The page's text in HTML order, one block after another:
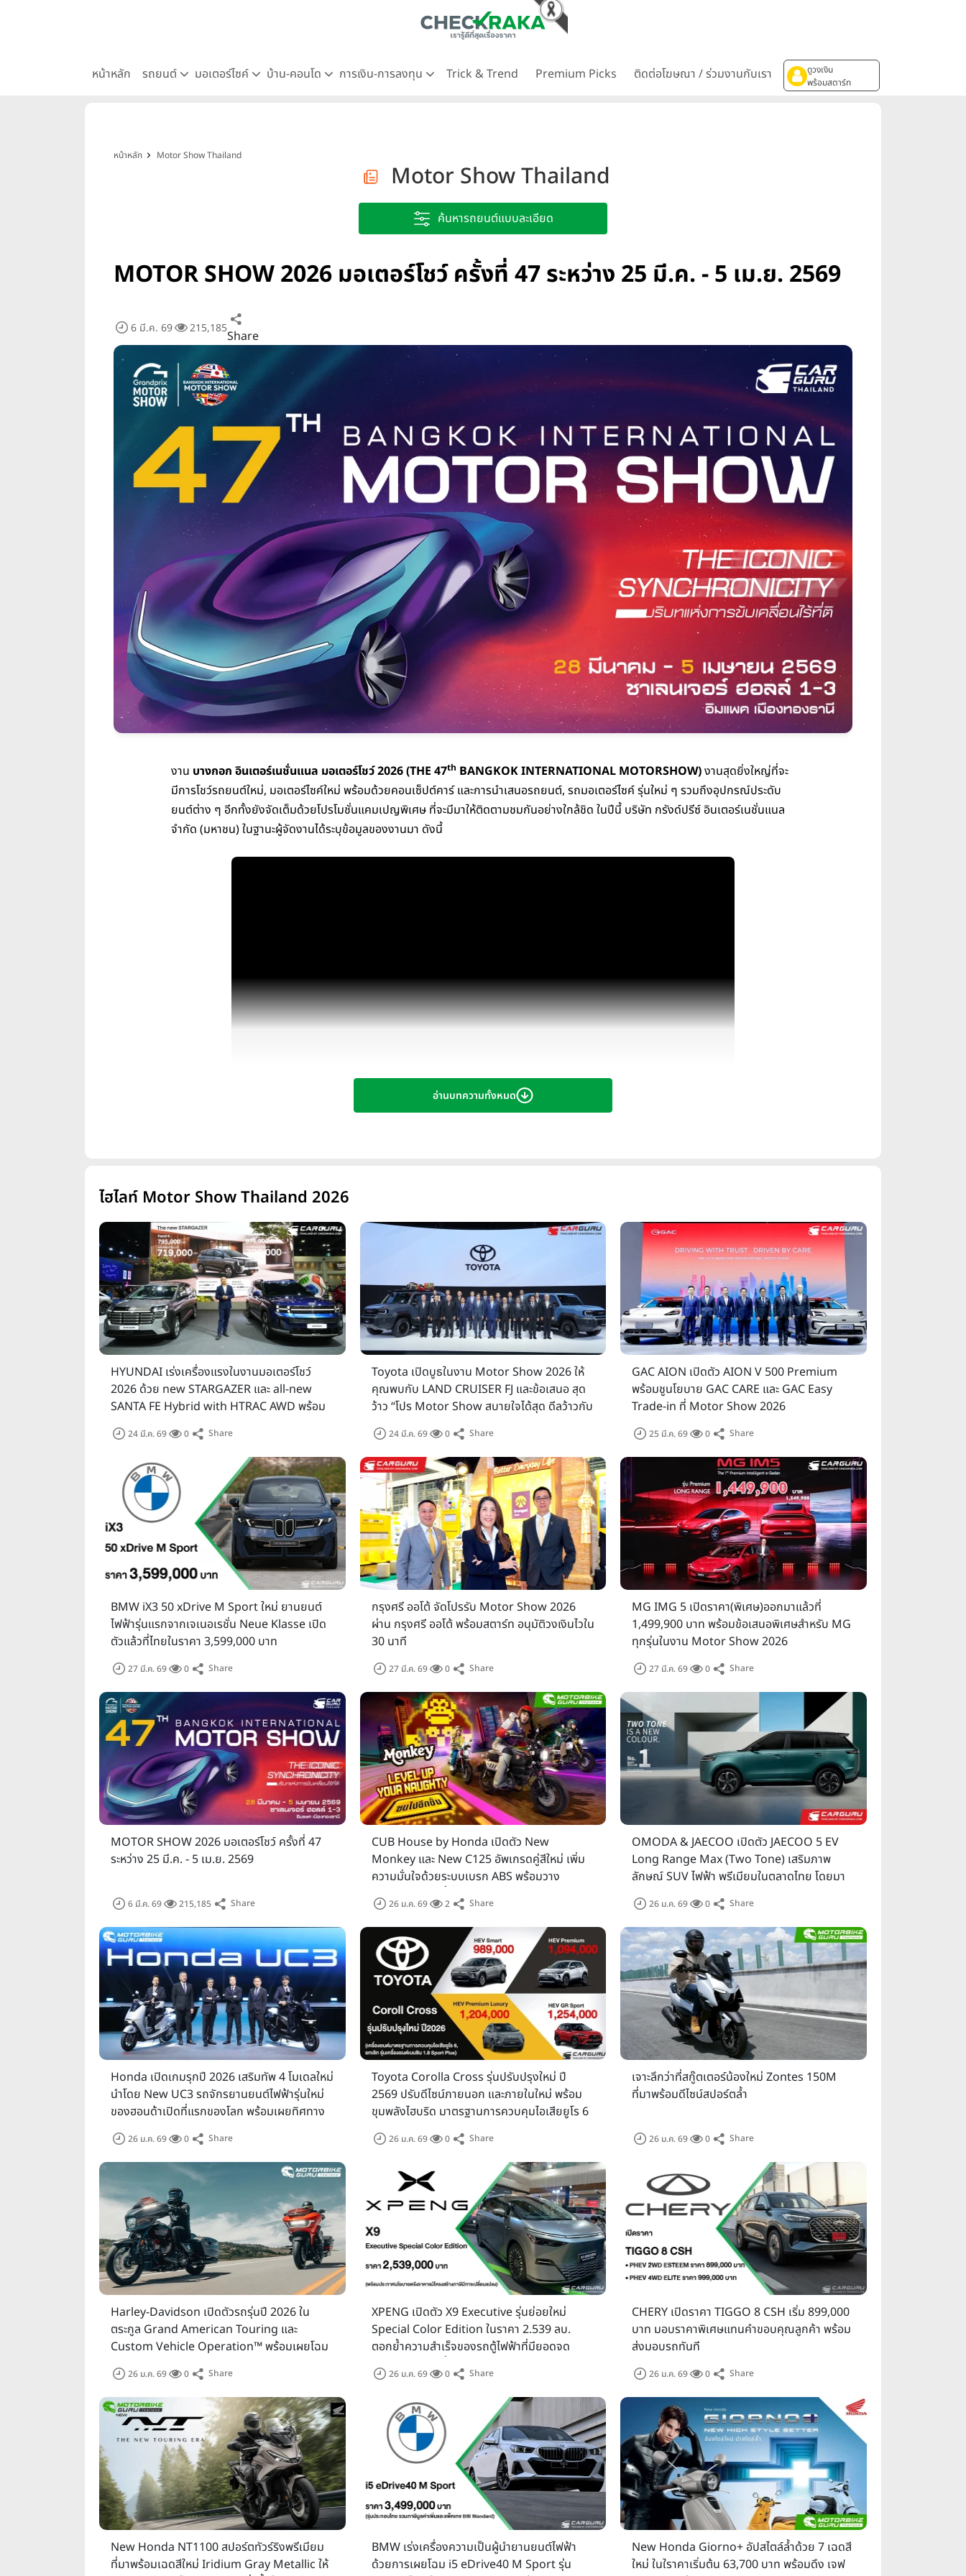
หน้าหลัก รถยนต์ มอเตอร์ไซค์ บ้าน-คอนโด การเงิน-การลงทุน Trick & Trend Premium Picks ติดต่อโฆษณา / ร่วมงานกับเรา
ดูวงเงิน
พร้อมสตาร์ท
หน้าหลัก Motor Show Thailand
Motor Show Thailand
ค้นหารถยนต์แบบละเอียด
MOTOR SHOW 2026 มอเตอร์โชว์ ครั้งที่ 47 ระหว่าง 25 มี.ค. - 5 เม.ย. 2569
6 มี.ค. 69 215,185Share
งาน บางกอก อินเตอร์เนชั่นแนล มอเตอร์โชว์ 2026 (THE 47th BANGKOK INTERNATIONAL MOTORSHOW)งานสุดยิ่งใหญ่ที่จะ
มีการโชว์รถยนต์ใหม่, มอเตอร์ไซค์ใหม่ พร้อมด้วยคอนเซ็ปต์คาร์ และการนำเสนอรถยนต์, รถมอเตอร์ไซค์ รุ่นใหม่ ๆ รวมถึงอุปกรณ์ประดับ
ยนต์ต่าง ๆ อีกทั้งยังจัดเต็มด้วยโปรโมชั่นแคมเปญพิเศษ ที่จะมีมาให้ติดตามชมกันอย่างใกล้ชิด ในปีนี้ บริษัท กรังด์ปรีซ์ อินเตอร์เนชั่นแนล
จำกัด (มหาชน) ในฐานะผู้จัดงานได้ระบุข้อมูลของงานมา ดังนี้
ราคาบัตรชมงาน 100 บาท/คน/วัน สามารถเข้าชมงานได้ตั้งแต่วันที่ 25 มีนาคม - 5 เมษายน 2569 เด็กความสูงต่ำกว่า 120 ซม. ไม่เสีย
ค่าใช้จ่าย
ช่วงเวลาจัดงาน
วัน Press Day และ VIP Day (แบรนด์รถยนต์) : วันจันทร์ที่ 23 มีนาคม 2569 ตั้งแต่เวลา 8:30 – 22:00 น. (สื่อมวลชน), ตั้งแต่เวลา
12:00 – 22:00 น. (VIP & Special Guest)
วัน Press Day และ VIP Day (แบรนด์รถจักรยานยนต์) : วันอังคารที่ 24 มีนาคม 2569 ตั้งแต่เวลา 10:30 – 18:00 น. เลาโดยประมาณ
(สื่อมวลชน), ตั้งแต่เวลา 10:30 – 18:00 น. (VIP & Special Guest)
วันสำหรับประชาชนทั่วไป : วันพุธที่ 25 มีนาคม – วันอาทิตย์ที่ 5 เมษายน 2569 รวมระยะเวลา 12 วัน วันเสาร์-วันอาทิตย์ เวลา 11:00 น. –
22:00 น. วันธรรมดา เวลา 12:00 - 22:00 น.
สถานที่จัดงาน
อาคารชาเลนเจอร์ 1-3, และ Exhibition Hall 4 อิมแพค เมืองทองธานี
“ส่วนผู้เข้าชมงานที่ต้องการทดลองขับรถยนต์รุ่นที่สนใจ ทางผู้จัดได้เตรียมพื้นที่ลาน Test Drive บริเวณริมทะเลสาบเมืองทองธานี เพื่อ
รองรับการทดลองขับรถยนต์รุ่นใหม่จากหลากหลายแบรนด์ ภายใต้บรรยากาศที่เปิดกว้างและปลอดภัย โดยผู้เข้าชมงานจะได้สัมผัสสมรรถนะ
เทคโนโลยี และระบบความปลอดภัยของรถยนต์อย่างใกล้ชิดในสภาพแวดล้อมที่เหมาะสม ซึ่งถือเป็นอีกหนึ่งไฮไลต์สำคัญที่ช่วยเติมเต็ม
ประสบการณ์ของงานในปีนี้ให้สมบูรณ์ยิ่งขึ้น”
มอเตอร์โชว์…เปย์
อ่านบทความทั้งหมด
ไฮไลท์ Motor Show Thailand 2026
HYUNDAI เร่งเครื่องแรงในงานมอเตอร์โชว์
2026 ด้วย new STARGAZER และ all-new
SANTA FE Hybrid with HTRAC AWD พร้อม
อัดแคมเปญ Double Thumbs Up Deal
24 มี.ค. 69 0 Share
Toyota เปิดบูธในงาน Motor Show 2026 ให้
คุณพบกับ LAND CRUISER FJ และข้อเสนอ สุด
ว้าว “โปร Motor Show สบายใจได้สุด ดีลว้าวกับ
โตโยต้า”
24 มี.ค. 69 0 Share
GAC AION เปิดตัว AION V 500 Premium
พร้อมชูนโยบาย GAC CARE และ GAC Easy
Trade-in ที่ Motor Show 2026
25 มี.ค. 69 0 Share
BMW iX3 50 xDrive M Sport ใหม่ ยานยนต์
ไฟฟ้ารุ่นแรกจากเจเนอเรชั่น Neue Klasse เปิด
ตัวแล้วที่ไทยในราคา 3,599,000 บาท
27 มี.ค. 69 0 Share
กรุงศรี ออโต้ จัดโปรรับ Motor Show 2026
ผ่าน กรุงศรี ออโต้ พร้อมสตาร์ท อนุมัติวงเงินไวใน
30 นาที
27 มี.ค. 69 0 Share
MG IMG 5 เปิดราคา(พิเศษ)ออกมาแล้วที่
1,499,900 บาท พร้อมข้อเสนอพิเศษสำหรับ MG
ทุกรุ่นในงาน Motor Show 2026
27 มี.ค. 69 0 Share
MOTOR SHOW 2026 มอเตอร์โชว์ ครั้งที่ 47
ระหว่าง 25 มี.ค. - 5 เม.ย. 2569
6 มี.ค. 69 215,185 Share
CUB House by Honda เปิดตัว New
Monkey และ New C125 อัพเกรดคู่สีใหม่ เพิ่ม
ความมั่นใจด้วยระบบเบรก ABS พร้อมวาง
จำหน่ายแล้ววันนี้ทั่วประเทศ
26 ม.ค. 69 2 Share
OMODA & JAECOO เปิดตัว JAECOO 5 EV
Long Range Max (Two Tone) เสริมภาพ
ลักษณ์ SUV ไฟฟ้า พรีเมียมในตลาดไทย โดยมา
พร้อมราคาพิเศษ 649,000 บาท
26 ม.ค. 69 0 Share
Honda เปิดเกมรุกปี 2026 เสริมทัพ 4 โมเดลใหม่
นำโดย New UC3 รถจักรยานยนต์ไฟฟ้ารุ่นใหม่
ของฮอนด้าเปิดที่แรกของโลก พร้อมเผยทิศทาง
ธุรกิจเขย่าตลาดเมืองไทย
26 ม.ค. 69 0 Share
Toyota Corolla Cross รุ่นปรับปรุงใหม่ ปี
2569 ปรับดีไซน์ภายนอก และภายในใหม่ พร้อม
ขุมพลังไฮบริด มาตรฐานการควบคุมไอเสียยูโร 6
ครบทุกรุ่นย่อย พร้อมราคาเริ่มต้น 989,000 บาท
26 ม.ค. 69 0 Share
เจาะลึกว่าที่สกู๊ตเตอร์น้องใหม่ Zontes 150M
ที่มาพร้อมดีไซน์สปอร์ตล้ำ
26 ม.ค. 69 0 Share
Harley-Davidson เปิดตัวรถรุ่นปี 2026 ใน
ตระกูล Grand American Touring และ
Custom Vehicle Operation™ พร้อมเผยโฉม
Enthusiast Collection – Liberty Edition รุ่น
พิเศษร่วมเฉลิมฉลอง 250 ปี แห่งการก่อตั้งสหรัฐ
26 ม.ค. 69 0 Share
XPENG เปิดตัว X9 Executive รุ่นย่อยใหม่
Special Color Edition ในราคา 2.539 ลบ.
ตอกย้ำความสำเร็จของรถตู้ไฟฟ้าที่มียอดจด
ทะเบียนสูงสุดครึ่งหลังปี 2568 พร้อมประกาศตรึง
ราคาทุกรุ่น ในงาน XPENG ROADSHOW 2026
26 ม.ค. 69 0 Share
CHERY เปิดราคา TIGGO 8 CSH เริ่ม 899,000
บาท มอบราคาพิเศษแทนคำขอบคุณลูกค้า พร้อม
ส่งมอบรถทันที
26 ม.ค. 69 0 Share
New Honda NT1100 สปอร์ตทัวร์ริงพรีเมียม
ที่มาพร้อมเฉดสีใหม่ Iridium Gray Metallic ให้
BMW เร่งเครื่องความเป็นผู้นำยานยนต์ไฟฟ้า
ด้วยการเผยโฉม i5 eDrive40 M Sport รุ่น
New Honda Giorno+ อัปสไตล์ล้ำด้วย 7 เฉดสี
ใหม่ ในใราคาเริ่มต้น 63,700 บาท พร้อมดึง เจฟ